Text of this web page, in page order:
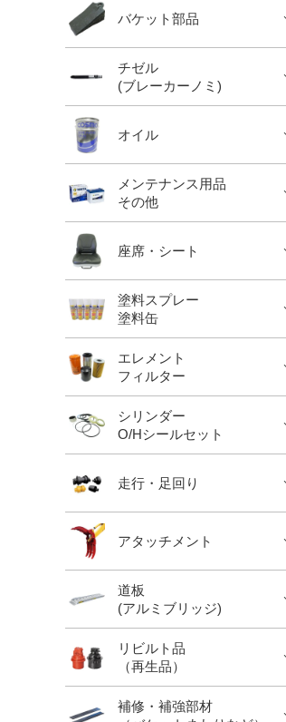
バケット部品
チゼル
(ブレーカーノミ)
オイル
メンテナンス用品
その他
座席・シート
塗料スプレー
塗料缶
エレメント
フィルター
シリンダー
O/Hシールセット
走行・足回り
アタッチメント
道板
(アルミブリッジ)
リビルト品
（再生品）
補修・補強部材